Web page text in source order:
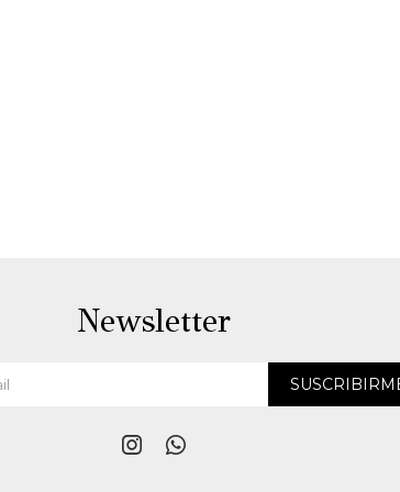
Newsletter
 